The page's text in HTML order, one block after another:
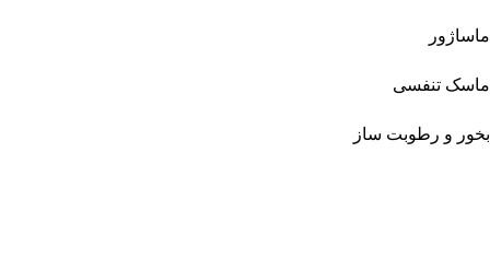
ماساژور
ماسک تنفسی
بخور و رطوبت ساز